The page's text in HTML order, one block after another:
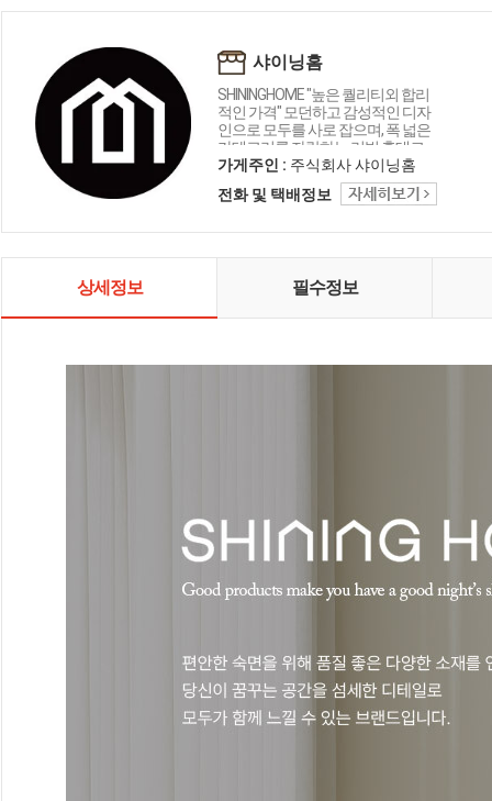
샤이닝홈
SHININGHOME "높은 퀄리티외 합리
적인 가격" 모던하고 감성적인 디자
인으로 모두를 사로 잡으며, 폭 넓은
카테고리를 자랑하는 리빙 홈데코
인테리어 샤이닝홈입니다.
가게주인 : 주식회사 샤이닝홈
전화 및 택배정보
상세정보 필수정보